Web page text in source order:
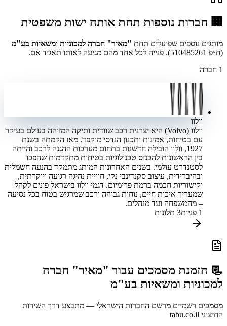
🏢 חברות נוספות תחת אותה ישות משפטית
מותגים נוספים שפועלים תחת "מאיר" חברה למכוניות ומשאיות בע"מ
(ח״פ 510485261
)
. פנייה לכל אחד מהם מגיעה לאותו תאגיד אם.
1 חברה
וולוו
וולוו (Volvo) היא יצרנית רכב שוודית ותיקה המזוהה בעולם בעיקר
עם בטיחות, אמינות ותכנון הנדסי מוקפד. מאז הקמתה בשנת
1927, וולוו הובילה חדשנות בתחום מערכות ההגנה לרכב והייתה
בין הראשונות להכניס טכנולוגיות בטיחות מתקדמות שהפכו
לסטנדרט עולמי. בשנים האחרונות המותג מתמקד בהנעה חשמלית
ובהיברידית, עיצוב סקנדינבי נקי, חוויית נהיגה רגועה ויוקרתית,
וקישוריות חכמה ברמת פרימיום. דגמי וולוו בישראל פונים לקהל
שמעריך איכות חיים, נוחות גבוהה ורכב שמרגיש בטוח בכל נסיעה
– מהמשפחה ועד מנהלים.
1 פניות3 תלונות
📃 הזמנת מסמכים עבור "מאיר" חברה
למכוניות ומשאיות בע"מ
מסמכים רשמיים מרשם החברות הישראלי — מתבצע דרך השירות
החיצוני tabu.co.il